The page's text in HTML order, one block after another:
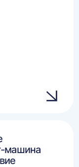
машина